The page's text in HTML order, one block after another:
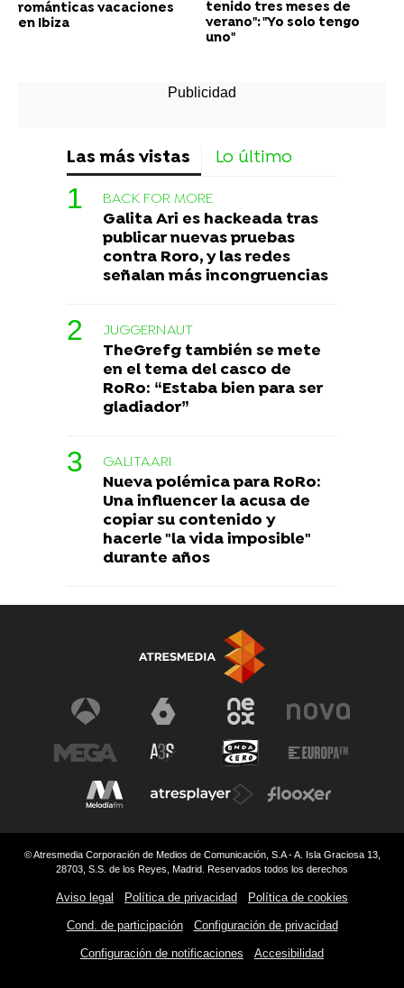
románticas vacaciones
en Ibiza
tenido tres meses de
verano": "Yo solo tengo
uno"
Las más vistas Lo último
BACK FOR MORE
Galita Ari es hackeada tras
publicar nuevas pruebas
contra Roro, y las redes
señalan más incongruencias
JUGGERNAUT
TheGrefg también se mete
en el tema del casco de
RoRo: “Estaba bien para ser
gladiador”
GALITAARI
Nueva polémica para RoRo:
Una influencer la acusa de
copiar su contenido y
hacerle "la vida imposible"
durante años
© Atresmedia Corporación de Medios de Comunicación, S.A - A. Isla Graciosa 13,
28703, S.S. de los Reyes, Madrid. Reservados todos los derechos
Aviso legal Política de privacidad Política de cookies
Cond. de participación Configuración de privacidad
Configuración de notificaciones Accesibilidad